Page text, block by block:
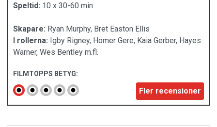
Speltid: 10 x 30-60 min
Skapare: Ryan Murphy, Bret Easton Ellis
I rollerna: Igby Rigney, Homer Gere, Kaia Gerber, Hayes
Warner, Wes Bentley m.fl.
FILMTOPPS BETYG:
Fler recensioner